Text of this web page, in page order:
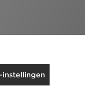
betaalmethoden